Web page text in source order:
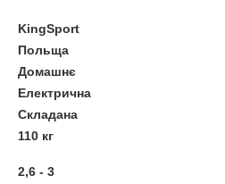
KingSport
Польща
Домашнє
Електрична
Складана
110 кг
2,6 - 3